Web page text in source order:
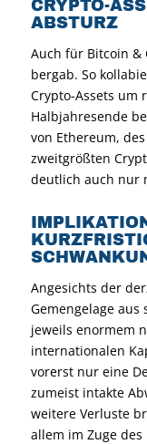
CRYPTO-
ABSTURZ
Auch für Bitcoin &
bergab. So
Crypto-Assets
Halbjahresende
von Ethereum,
zweitgrößten
deutlich auch nur
Angesichts der
Gemengelage
jeweils enormem
internationalen
vorerst nur eine
zumeist intakte
weitere Verluste
allem im Zuge